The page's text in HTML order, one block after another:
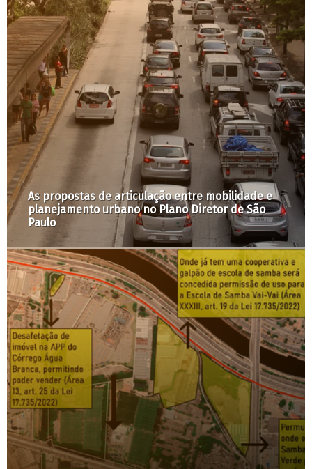
As propostas de articulação entre mobilidade e
planejamento urbano no Plano Diretor de São
Paulo